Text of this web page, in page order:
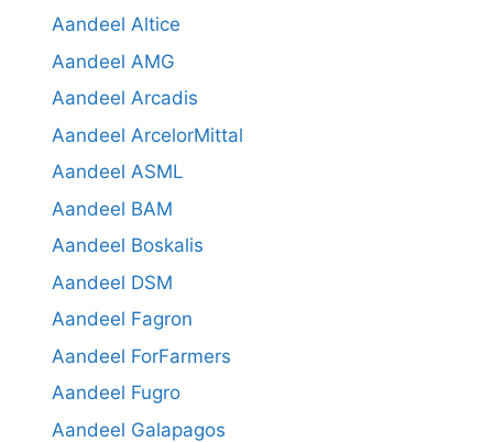
Aandeel Altice
Aandeel AMG
Aandeel Arcadis
Aandeel ArcelorMittal
Aandeel ASML
Aandeel BAM
Aandeel Boskalis
Aandeel DSM
Aandeel Fagron
Aandeel ForFarmers
Aandeel Fugro
Aandeel Galapagos